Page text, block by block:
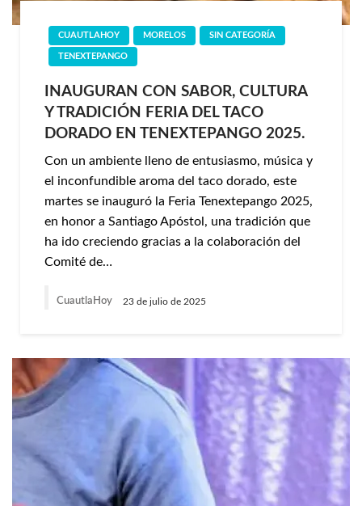
CUAUTLAHOY MORELOS SIN CATEGORÍA
TENEXTEPANGO
INAUGURAN CON SABOR, CULTURA
Y TRADICIÓN FERIA DEL TACO
DORADO EN TENEXTEPANGO 2025.
Con un ambiente lleno de entusiasmo, música y
el inconfundible aroma del taco dorado, este
martes se inauguró la Feria Tenextepango 2025,
en honor a Santiago Apóstol, una tradición que
ha ido creciendo gracias a la colaboración del
Comité de…
CuautlaHoy 23 de julio de 2025